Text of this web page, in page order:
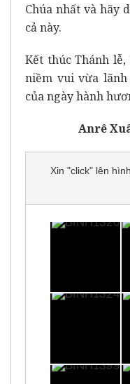
Chúa nhất và hãy
cả này.
Kết thúc Thánh
niềm vui vừa lãnh
của ngày hành
Anrê
Xin "click" lên